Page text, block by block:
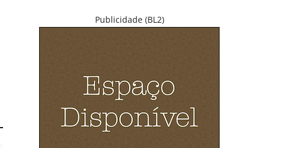
Publicidade (BL2)